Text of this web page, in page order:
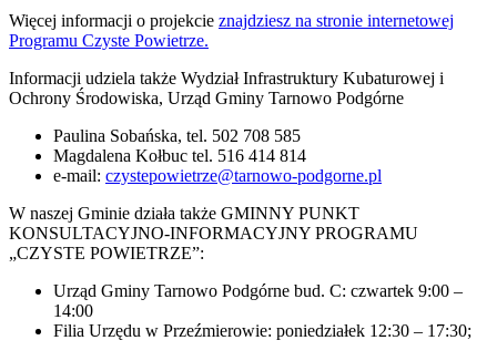
Więcej informacji o projekcie znajdziesz na stronie internetowej
Programu Czyste Powietrze.
Informacji udziela także Wydział Infrastruktury Kubaturowej i
Ochrony Środowiska, Urząd Gminy Tarnowo Podgórne
Paulina Sobańska, tel. 502 708 585
Magdalena Kołbuc tel. 516 414 814
e-mail: czystepowietrze@tarnowo-podgorne.pl
W naszej Gminie działa także GMINNY PUNKT
KONSULTACYJNO-INFORMACYJNY PROGRAMU
„CZYSTE POWIETRZE”:
Urząd Gminy Tarnowo Podgórne bud. C: czwartek 9:00 –
14:00
Filia Urzędu w Przeźmierowie: poniedziałek 12:30 – 17:30;